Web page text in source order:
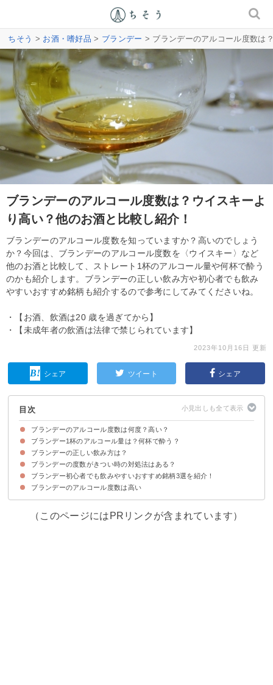
ちそう > お酒・嗜好品 > ブランデー > ブランデーのアルコール度数は
ブランデーのアルコール度数は？ウイスキーよ
り高い？他のお酒と比較し紹介！
ブランデーのアルコール度数を知っていますか？高いのでしょう
か？今回は、ブランデーのアルコール度数を〈ウイスキー〉など
他のお酒と比較して、ストレート1杯のアルコール量や何杯で酔う
のかも紹介します。ブランデーの正しい飲み方や初心者でも飲み
やすいおすすめ銘柄も紹介するので参考にしてみてくださいね。
・【お酒、飲酒は20 歳を過ぎてから】
・【未成年者の飲酒は法律で禁じられています】
2023年10月16日 更新
シェア ツイート シェア
目次
ブランデーのアルコール度数は何度？高い？
ブランデーはアルコール度数「37度〜50度」のお酒
ブランデーの度数をウイスキーなど他のお酒と比較すると？
ブランデー1杯のアルコール量は？何杯で酔う？
ブランデー1杯（30ml）のアルコール量は「10g」
ブランデー（30ml）の杯数別のアルコール量と酔い具合の目安
ブランデーの正しい飲み方は？
ブランデーはストレートで時間をかけて飲む
ブランデーの度数がきつい時の対処法はある？
①水割り・ソーダ割りにして飲む
②カクテルにして飲む
③お菓子作りに使用する
④甘いブランデーを選ぶのもおすすめ
ブランデー初心者でも飲みやすいおすすめ銘柄3選を紹介！
①vo（37度/2,380円）
② V.S.O.（37度/6,000円）
③VSOP（40度/2,230円）
ブランデーのアルコール度数は高い
（このページにはPRリンクが含まれています）